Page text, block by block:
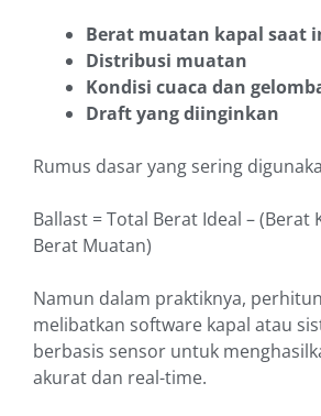
Berat muatan kapal saat
Distribusi muatan
Kondisi cuaca dan
Draft yang diinginkan
Rumus dasar yang sering
Ballast = Total Berat Ideal – (Berat
Berat Muatan)
Namun dalam praktiknya,
melibatkan software kapal atau
berbasis sensor untuk
akurat dan real-time.